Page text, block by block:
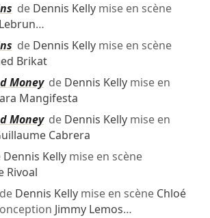
de Dennis Kellymise en scène
…
de Dennis Kellymise en scène
Brikat
Moneyde Dennis Kellymise en
Mangifesta
Moneyde Dennis Kellymise en
Cabrera
Dennis Kellymise en scène
Rivoal
de Dennis Kellymise en scène Chloé
Jimmy Lemos…